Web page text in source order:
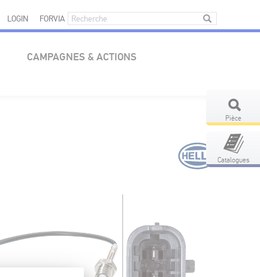
LOGIN FORVIA
CAMPAGNES & ACTIONS
Pièce
Catalogues